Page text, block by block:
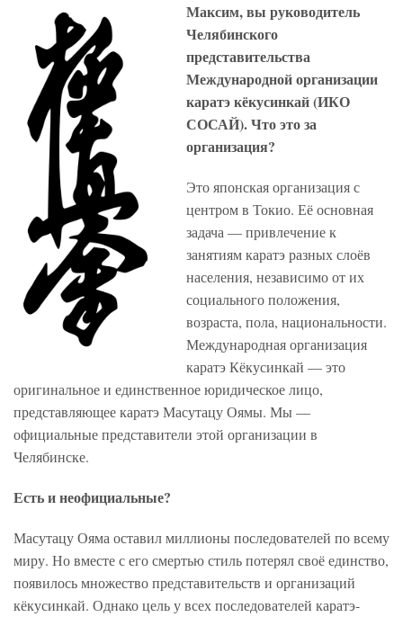
Максим, вы руководитель
Челябинского
представительства
Международной организации
каратэ кёкусинкай (ИКО
СОСАЙ). Что это за
организация?
Это японская организация с
центром в Токио. Её основная
задача — привлечение к
занятиям каратэ разных слоёв
населения, независимо от их
социального положения,
возраста, пола, национальности.
Международная организация
каратэ Кёкусинкай — это
оригинальное и единственное юридическое лицо,
представляющее каратэ Масутацу Оямы. Мы —
официальные представители этой организации в
Челябинске.
Есть и неофициальные?
Масутацу Ояма оставил миллионы последователей по всему
миру. Но вместе с его смертью стиль потерял своё единство,
появилось множество представительств и организаций
кёкусинкай. Однако цель у всех последователей каратэ-